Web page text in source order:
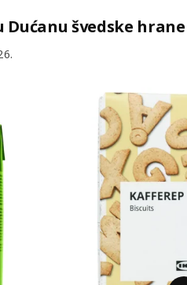
Dućanu švedske hrane